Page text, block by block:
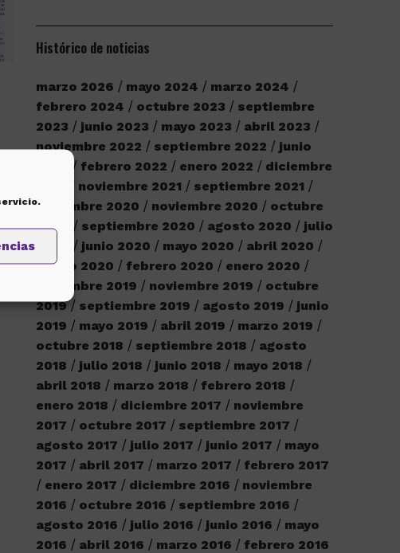
Histórico de noticias
marzo 2026 mayo 2024
marzo 2024
febrero 2024
octubre 2023
septiembre
2023
junio 2023 mayo 2023
abril 2023
noviembre 2022
septiembre 2022
junio
febrero 2022 enero 2022
diciembre
noviembre 2021
septiembre 2021
diciembre 2020
noviembre 2020
octubre
2020
septiembre 2020 agosto 2020
julio
junio 2020 mayo 2020
abril 2020
marzo 2020
febrero 2020
enero 2020
diciembre 2019
noviembre 2019
octubre
2019
septiembre 2019 agosto 2019
junio
2019
mayo 2019 abril 2019
marzo 2019
octubre 2018
septiembre 2018
agosto
2018
julio 2018 junio 2018
mayo 2018
abril 2018
marzo 2018
febrero 2018
enero 2018
diciembre 2017
noviembre
2017
octubre 2017
septiembre 2017
agosto 2017
julio 2017 junio 2017
mayo
2017
abril 2017 marzo 2017
febrero 2017
enero 2017
diciembre 2016
noviembre
2016
octubre 2016
septiembre 2016
agosto 2016
julio 2016 junio 2016
mayo
2016
abril 2016 marzo 2016
febrero 2016